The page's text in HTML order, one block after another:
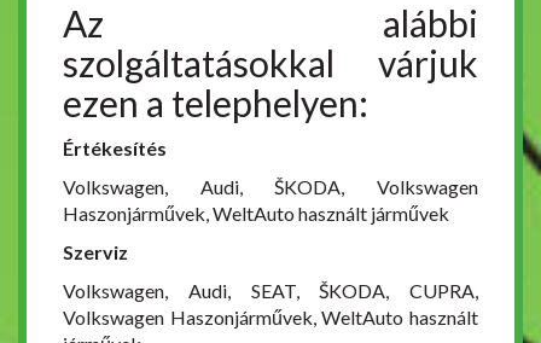
Az alábbi
szolgáltatásokkal várjuk
ezen a telephelyen:
Értékesítés
Volkswagen, Audi, ŠKODA, Volkswagen
Haszonjárművek, WeltAuto használt járművek
Szerviz
Volkswagen, Audi, SEAT, ŠKODA, CUPRA,
Volkswagen Haszonjárművek, WeltAuto használt